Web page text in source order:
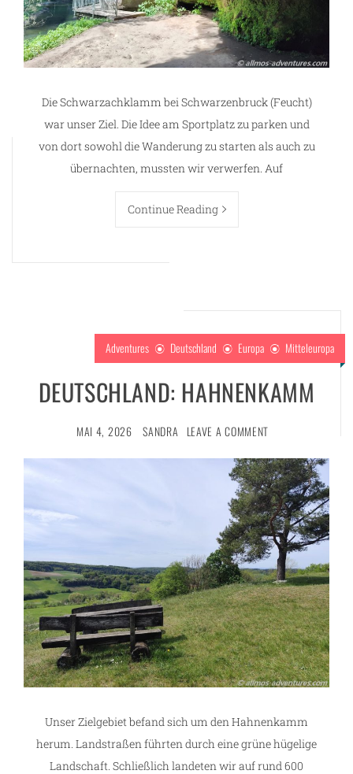
Die Schwarzachklamm bei Schwarzenbruck (Feucht)
war unser Ziel. Die Idee am Sportplatz zu parken und
von dort sowohl die Wanderung zu starten als auch zu
übernachten, mussten wir verwerfen. Auf
Continue Reading
Adventures Deutschland Europa Mitteleuropa
DEUTSCHLAND: HAHNENKAMM
MAI 4, 2026 SANDRA LEAVE A COMMENT
Unser Zielgebiet befand sich um den Hahnenkamm
herum. Landstraßen führten durch eine grüne hügelige
Landschaft. Schließlich landeten wir auf rund 600